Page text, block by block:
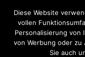
Diese Website
vollen
Personalisierung von
von Werbung oder
Sie auch